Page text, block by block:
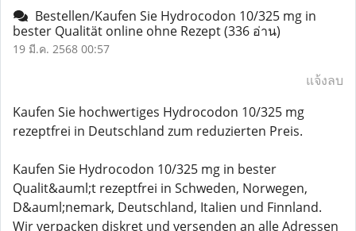
Bestellen/Kaufen Sie Hydrocodon 10/325 mg in
bester Qualität online ohne Rezept(336 อ่าน)
19 มี.ค. 2568 00:57
แจ้งลบ
Kaufen Sie hochwertiges Hydrocodon 10/325 mg
rezeptfrei in Deutschland zum reduzierten Preis.
Kaufen Sie Hydrocodon 10/325 mg in bester
Qualit&auml;t rezeptfrei in Schweden, Norwegen,
D&auml;nemark, Deutschland, Italien und Finnland.
Wir verpacken diskret und versenden an alle Adressen